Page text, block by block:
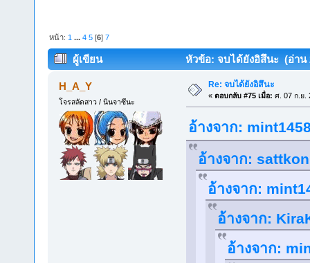
หน้า: 1 ...4 5 [6]7
ผู้เขียน หัวข้อ: จบได้ยังอิสึนะ (อ่าน
H_A_Y
โจรสลัดสาว / นินจาซึนะ
Re: จบได้ยังอิสึนะ
« ตอบกลับ #75 เมื่อ: ศ. 07 ก.ย.
อ้างจาก:
อ้างจาก:
อ้างจาก:
อ้างจาก:
อ้างจาก: